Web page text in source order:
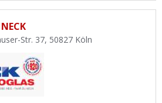
Str. 37, 50827 Köln